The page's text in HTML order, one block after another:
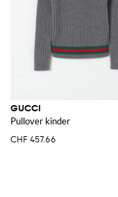
GUCCI
Pullover kinder
CHF 457.66